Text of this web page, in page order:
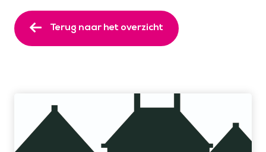
Terug naar het overzicht